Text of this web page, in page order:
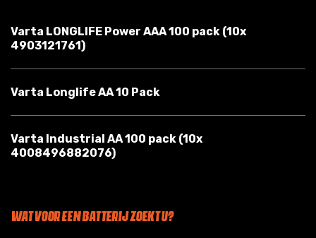
Varta LONGLIFE Power AAA 100 pack (10x
4903121761)
Varta Longlife AA 10 Pack
Varta Industrial AA 100 pack (10x
4008496882076)
WAT VOOR EEN BATTERIJ ZOEKT U?